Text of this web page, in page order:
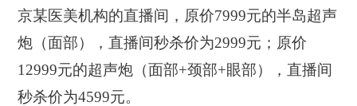
京某医美机构的直播间，原价7999元的半岛超声
炮（面部），直播间秒杀价为2999元；原价
12999元的超声炮（面部+颈部+眼部），直播间
秒杀价为4599元。